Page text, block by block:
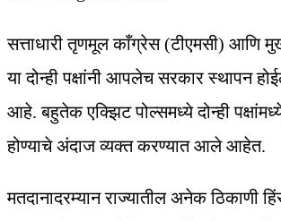
सत्ताधारी तृणमूल काँग्रेस (टीएमसी) आणि
या दोन्ही पक्षांनी आपलेच सरकार स्थापन
आहे. बहुतेक एक्झिट पोल्समध्ये दोन्ही
होण्याचे अंदाज व्यक्त करण्यात आले आहेत.
मतदानादरम्यान राज्यातील अनेक ठिकाणी